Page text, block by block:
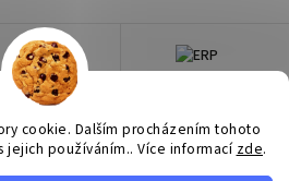
cookie. Dalším procházením tohoto
jejich používáním.. Více informací zde.